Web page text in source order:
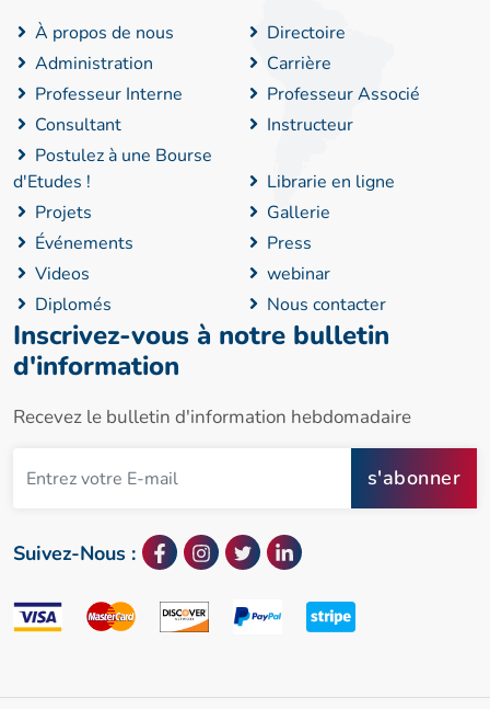
À propos de nous
Directoire
Administration
Carrière
Professeur Interne
Professeur Associé
Consultant
Instructeur
Postulez à une Bourse
d'Etudes !
Librarie en ligne
Projets
Gallerie
Événements
Press
Videos
webinar
Diplomés
Nous contacter
Inscrivez-vous à notre bulletin
d'information
Recevez le bulletin d'information hebdomadaire
s'abonner
Suivez-Nous :